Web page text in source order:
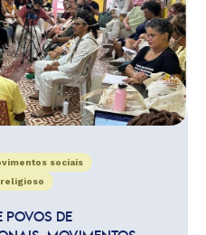
sociais
POVOS DE